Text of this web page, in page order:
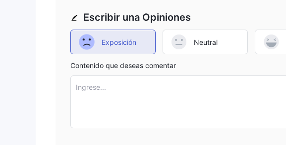
Escribir una Opiniones
Exposición Neutral
Contenido que deseas comentar
Ingrese...